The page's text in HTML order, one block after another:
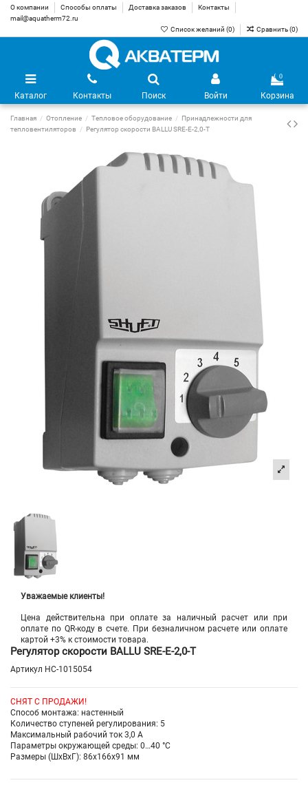
О компании Способы оплаты Доставка заказов
Контакты
mail@aquatherm72.ru
Список желаний (0) Сравнить (0)
Каталог Контакты Поиск Войти
0
Корзина
Главная Отопление Тепловое оборудование
Принадлежности для
тепловентиляторов
Регулятор скорости BALLU SRE-E-2,0-T
Уважаемые клиенты!
Цена действительна при оплате за наличный расчет или при
оплате по QR-коду в счете. При безналичном расчете или оплате
картой +3% к стоимости товара.
Регулятор скорости BALLU SRE-E-2,0-T
Артикул НС-1015054
СНЯТ С ПРОДАЖИ!
Способ монтажа: настенный
Количество ступеней регулирования: 5
Максимальный рабочий ток 3,0 А
Параметры окружающей среды: 0…40 °C
Размеры (ШхВхГ): 86х166х91 мм